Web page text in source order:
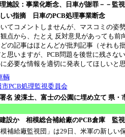
施設：事業化断念、日車が謝罪－－監
い指摘 日車のPCB処理事業断念
てコメントしませんが、マスコミの姿
点から、たとえ 反対意見があっても前
の記事はほとんどが批判記事（それも
思いますが、PCB問題を後世に残さな
必要な情報を適切に発表してほしいと
輌
市PCB処理監視委員会
名 浚渫土、富士の公園に埋め立て 県
設か 相模総合補給廠のPCB倉庫 監視
補給廠監視団」は29日、米軍の新しい